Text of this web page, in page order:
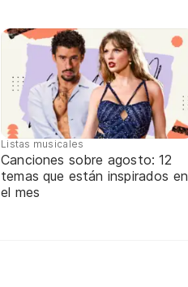
Listas musicales
Canciones sobre agosto: 12
temas que están inspirados en
el mes